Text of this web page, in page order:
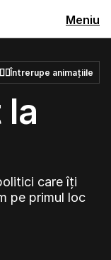
Meniu
Întrerupe animațiile
la
care îți
pe primul loc